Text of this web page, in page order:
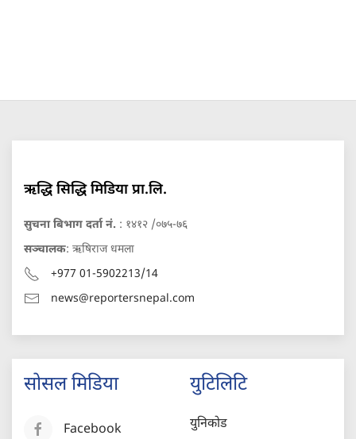
ऋद्धि सिद्धि मिडिया प्रा.लि.
सुचना बिभाग दर्ता नं. : १४१२ /०७५-७६
सञ्चालक: ऋषिराज धमला
+977 01-5902213/14
news@reportersnepal.com
सोसल मिडिया
Facebook
युटिलिटि
युनिकोड